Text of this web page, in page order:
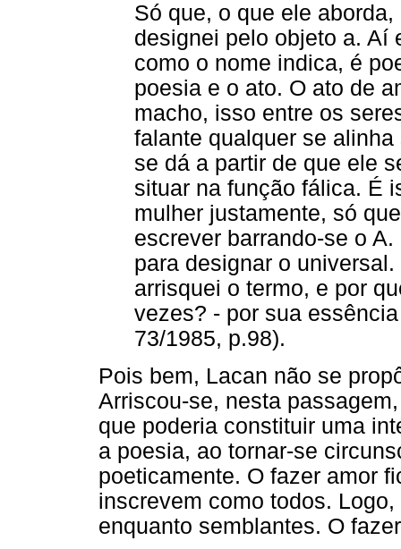
Só que, o que ele
designei pelo objeto a. Aí
como o nome indica, é
poesia e o ato. O ato de
macho, isso entre os
falante qualquer se
se dá a partir de que ele
situar na função fálica. É
mulher justamente, só
escrever barrando-se o
para designar o
arrisquei o termo, e por
vezes? - por sua
73/1985, p.98).
Pois bem, Lacan não se
Arriscou-se, nesta
que poderia constituir uma
a poesia, ao tornar-se
poeticamente. O fazer amor
inscrevem como todos.
enquanto semblantes. O